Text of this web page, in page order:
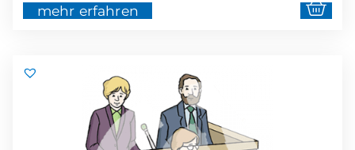
mehr erfahren